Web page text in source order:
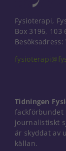
Fysioterapi,
Box 3196, 103
Tidningen
fackförbundet
journalistiskt
är skyddat av
källan.